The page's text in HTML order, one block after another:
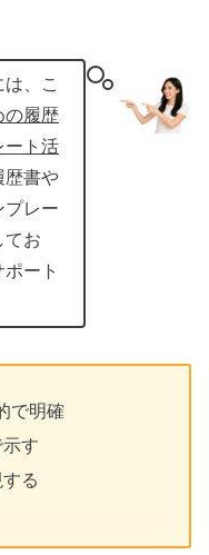
、こ
の履歴
ート活
歴書や
プレー
てお
ート
で明確
す
る